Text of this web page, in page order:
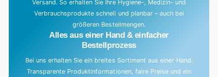
Versand. So erhalten Sie Ihre Hygiene-, Medizin- und
Verbrauchsprodukte schnell und planbar – auch bei
größeren Bestellmengen.
Alles aus einer Hand & einfacher
Bestellprozess
Bei uns erhalten Sie ein breites Sortiment aus einer Hand.
Transparente Produktinformationen, faire Preise und ein